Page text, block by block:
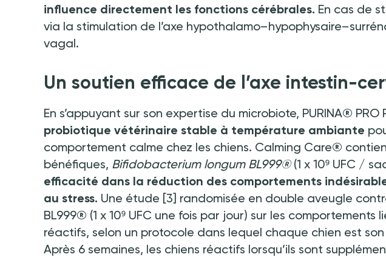
influence directement les fonctions cérébrales. En cas de
via la stimulation de l’axe
vagal.
Un soutien efficace de l’axe intestin-
En s’appuyant sur son expertise du microbiote, PURINA®
probiotique vétérinaire stable à température ambiante
comportement calme chez les chiens. Calming Care®
bénéfiques, Bifidobacterium longum BL999®(1 x 10⁹ UFC /
efficacité dans la réduction des comportements
au stress. Une étude [3] randomisée en double aveugle
BL999® (1 x 10⁹ UFC une fois par jour) sur les comportements
réactifs, selon un protocole dans lequel chaque chien est
Après 6 semaines, les chiens réactifs lorsqu’ils sont